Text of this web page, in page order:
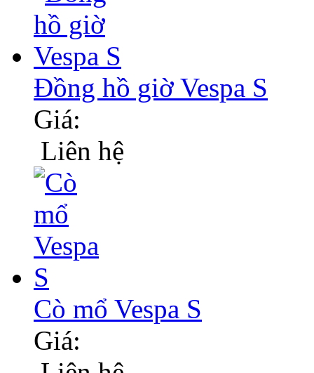
Đồng hồ giờ Vespa S
Giá:
Liên hệ
Cò mổ Vespa S
Giá: